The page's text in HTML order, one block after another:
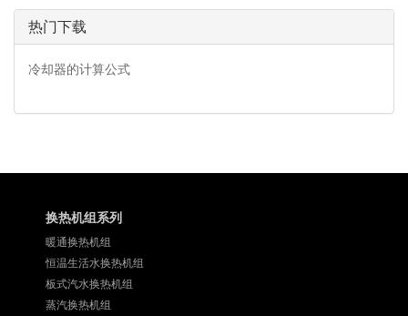
热门下载
冷却器的计算公式
换热机组系列
暖通换热机组
恒温生活水换热机组
板式汽水换热机组
蒸汽换热机组